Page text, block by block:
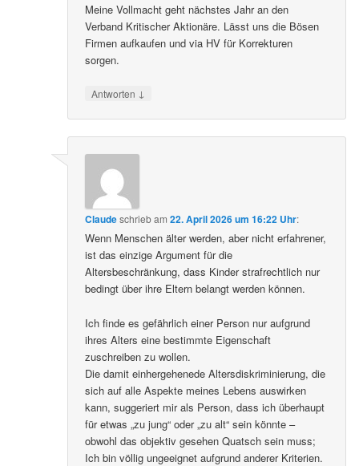
Meine Vollmacht geht nächstes Jahr an den
Verband Kritischer Aktionäre. Lässt uns die Bösen
Firmen aufkaufen und via HV für Korrekturen
sorgen.
Antworten ↓
Claudeschriebam22. April 2026 um 16:22 Uhr:
Wenn Menschen älter werden, aber nicht erfahrener,
ist das einzige Argument für die
Altersbeschränkung, dass Kinder strafrechtlich nur
bedingt über ihre Eltern belangt werden können.
Ich finde es gefährlich einer Person nur aufgrund
ihres Alters eine bestimmte Eigenschaft
zuschreiben zu wollen.
Die damit einhergehenede Altersdiskriminierung, die
sich auf alle Aspekte meines Lebens auswirken
kann, suggeriert mir als Person, dass ich überhaupt
für etwas „zu jung“ oder „zu alt“ sein könnte –
obwohl das objektiv gesehen Quatsch sein muss;
Ich bin völlig ungeeignet aufgrund anderer Kriterien.